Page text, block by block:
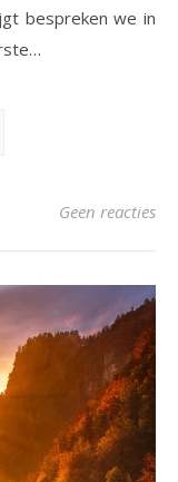
bespreken we in
Geen reacties